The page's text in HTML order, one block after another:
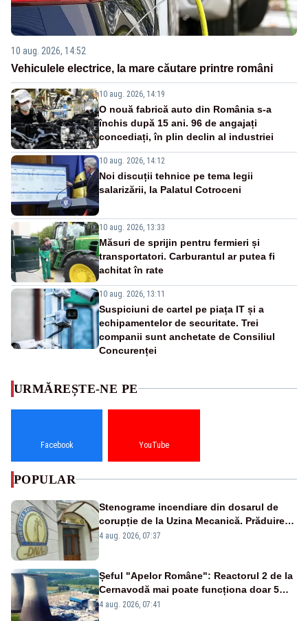
10 aug. 2026, 14:52
Vehiculele electrice, la mare căutare printre români
10 aug. 2026, 14:19
O nouă fabrică auto din România s-a
închis după 15 ani. 96 de angajați
concediați, în plin declin al industriei
10 aug. 2026, 14:12
Noi discuții tehnice pe tema legii
salarizării, la Palatul Cotroceni
10 aug. 2026, 13:33
Măsuri de sprijin pentru fermieri și
transportatori. Carburantul ar putea fi
achitat în rate
10 aug. 2026, 13:11
Suspiciuni de cartel pe piața IT și a
echipamentelor de securitate. Trei
companii sunt anchetate de Consiliul
Concurenței
URMĂREȘTE-NE PE
Facebook YouTube
POPULAR
Stenograme incendiare din dosarul de
corupție de la Uzina Mecanică. Prăduirea
banilor din programul SAFE, interceptată
4 aug. 2026, 07:37
Șeful "Apelor Române": Reactorul 2 de la
Cernavodă mai poate funcționa doar 5
zile
4 aug. 2026, 07:41